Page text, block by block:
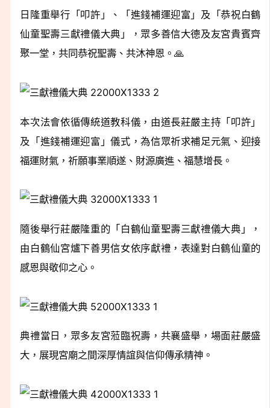
日隆重舉行「叩許」、「進錢補運迎富」及「恭祝白鶴
仙童聖壽三獻禮儀大典」，眾多善信大德及友宮貴賓齊
聚一堂，共同恭祝聖壽、共沐神恩。🙏
本次法會依循傳統道教科儀，由道長莊嚴主持「叩許」
及「進錢補運迎富」儀式，為信眾祈求補足元氣、迎接
福運財氣，祈願事業順遂、財源廣進、福慧增長。
隨後舉行莊嚴隆重的「白鶴仙童聖壽三獻禮儀大典」，
由白鶴仙宮爐下善男信女依序獻禮，表達對白鶴仙童的
感恩與敬仰之心。
典禮當日，眾多友宮蒞臨祝壽，共襄盛舉，場面莊嚴盛
大，展現宮廟之間深厚情誼與信仰傳承精神。